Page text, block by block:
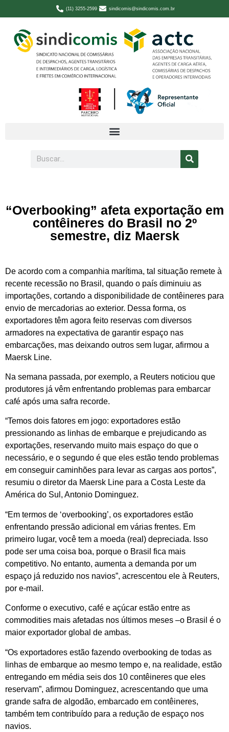
(11) 3255-2599 sindicomis@sindicomis.com.br
“Overbooking” afeta exportação em
contêineres do Brasil no 2º
semestre, diz Maersk
De acordo com a companhia marítima, tal situação remete à
recente recessão no Brasil, quando o país diminuiu as
importações, cortando a disponibilidade de contêineres para
envio de mercadorias ao exterior. Dessa forma, os
exportadores têm agora feito reservas com diversos
armadores na expectativa de garantir espaço nas
embarcações, mas deixando outros sem lugar, afirmou a
Maersk Line.
Na semana passada, por exemplo, a Reuters noticiou que
produtores já vêm enfrentando problemas para embarcar
café após uma safra recorde.
“Temos dois fatores em jogo: exportadores estão
pressionando as linhas de embarque e prejudicando as
exportações, reservando muito mais espaço do que o
necessário, e o segundo é que eles estão tendo problemas
em conseguir caminhões para levar as cargas aos portos”,
resumiu o diretor da Maersk Line para a Costa Leste da
América do Sul, Antonio Dominguez.
“Em termos de ‘overbooking’, os exportadores estão
enfrentando pressão adicional em várias frentes. Em
primeiro lugar, você tem a moeda (real) depreciada. Isso
pode ser uma coisa boa, porque o Brasil fica mais
competitivo. No entanto, aumenta a demanda por um
espaço já reduzido nos navios”, acrescentou ele à Reuters,
por e-mail.
Conforme o executivo, café e açúcar estão entre as
commodities mais afetadas nos últimos meses –o Brasil é o
maior exportador global de ambas.
“Os exportadores estão fazendo overbooking de todas as
linhas de embarque ao mesmo tempo e, na realidade, estão
entregando em média seis dos 10 contêineres que eles
reservam”, afirmou Dominguez, acrescentando que uma
grande safra de algodão, embarcado em contêineres,
também tem contribuído para a redução de espaço nos
navios.